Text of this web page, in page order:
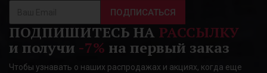
ПОДПИСАТЬСЯ
ПОДПИШИТЕСЬ НА РАССЫЛКУ
и получи -7% на первый заказ
Чтобы узнавать о наших распродажах и акциях, когда еще